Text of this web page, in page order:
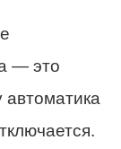
— это
автоматика